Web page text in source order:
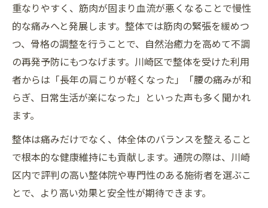
重なりやすく、筋肉が固まり血流が悪くなることで慢性
的な痛みへと発展します。整体では筋肉の緊張を緩めつ
つ、骨格の調整を行うことで、自然治癒力を高めて不調
の再発予防にもつなげます。川崎区で整体を受けた利用
者からは「長年の肩こりが軽くなった」「腰の痛みが和
らぎ、日常生活が楽になった」といった声も多く聞かれ
ます。
整体は痛みだけでなく、体全体のバランスを整えること
で根本的な健康維持にも貢献します。通院の際は、川崎
区内で評判の高い整体院や専門性のある施術者を選ぶこ
とで、より高い効果と安全性が期待できます。